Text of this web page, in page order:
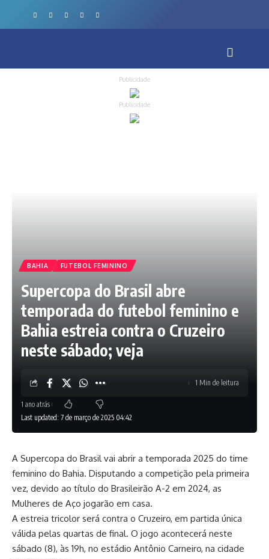
Publicidade
Publicidade
BAHIA FUTEBOL FEMININO
Supercopa do Brasil abre
temporada do futebol feminino e
Bahia estreia contra o Cruzeiro
neste sábado; veja
Last updated: 7 de março de 2025 04:42
1 ano atrás
1 Min de leitura
A Supercopa do Brasil vai abrir a temporada 2025 do time
feminino do Bahia. Disputando a competição pela primeira
vez, devido ao título do Brasileirão A-2 em 2024, as
Mulheres de Aço jogarão em casa.
A estreia tricolor será contra o Cruzeiro, em partida única
válida pelas quartas de final. O jogo acontecerá neste
sábado (8), às 19h, no estádio Antônio Carneiro, na cidade